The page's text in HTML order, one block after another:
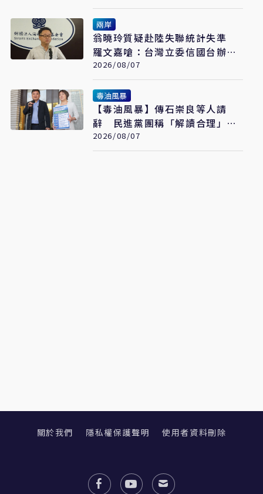
兩岸
翁曉玲質疑赴陸失聯統計失準
羅文嘉嗆：台灣立委信國台辦說
謊話
2026/08/07
毒油風暴
【毒油風暴】傳石崇良等人請
辭 民進黨團稱「解讀合理」：
但地方不要都甩鍋中央
2026/08/07
關於我們 隱私權保護聲明 使用者資料刪除